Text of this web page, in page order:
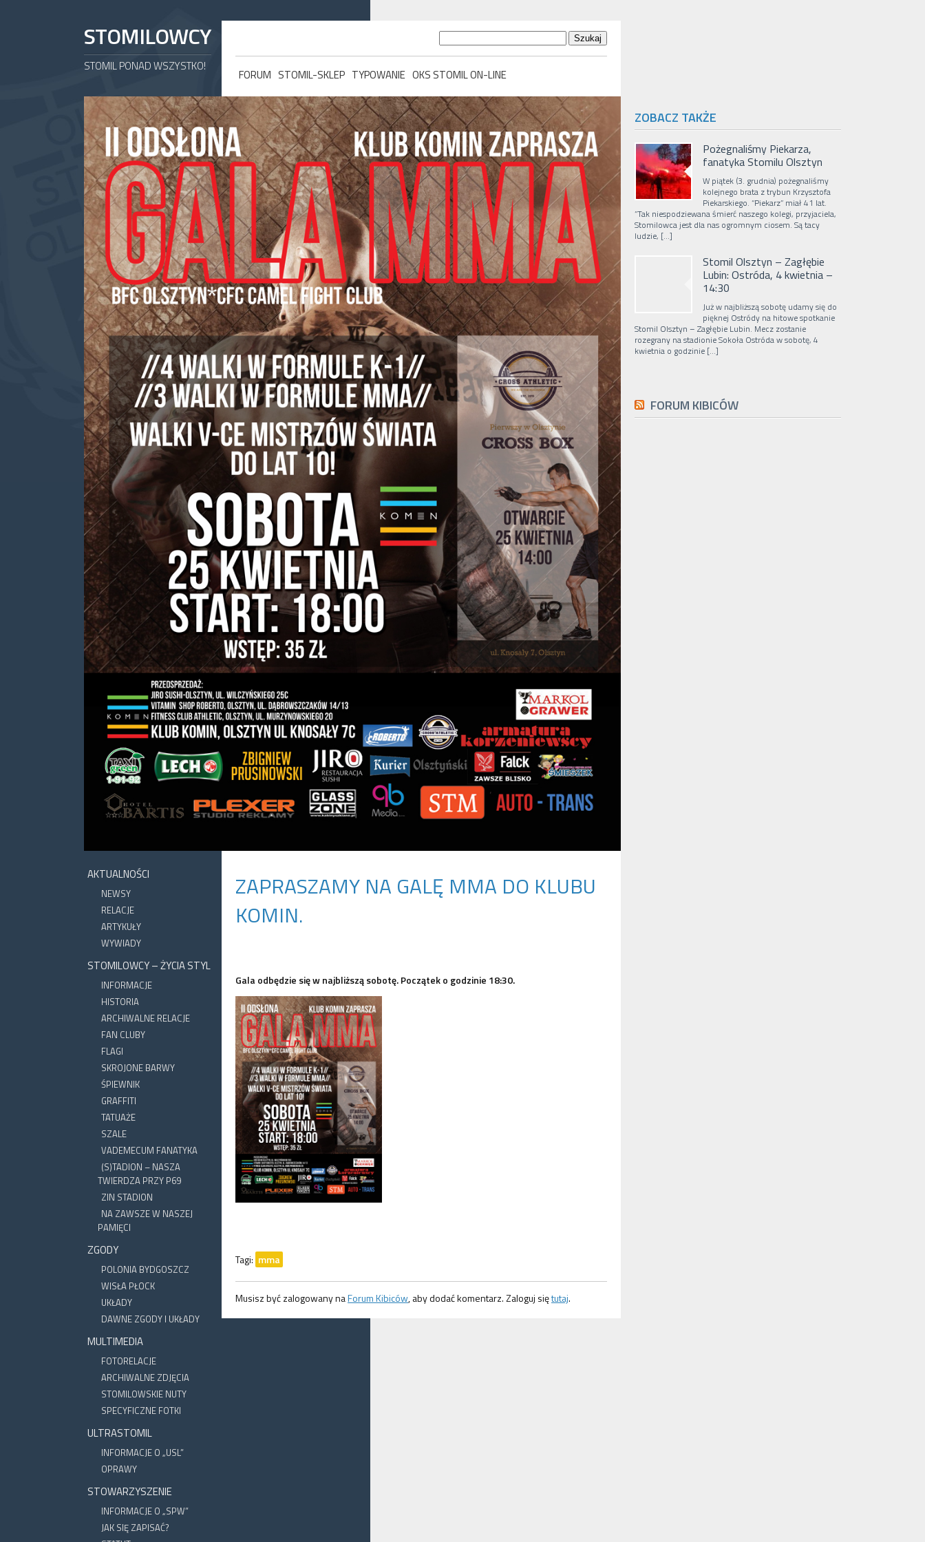
STOMILOWCY
STOMIL PONAD WSZYSTKO!
FORUM STOMIL-SKLEP TYPOWANIE OKS STOMIL ON-LINE
AKTUALNOŚCI
NEWSY
RELACJE
ARTYKUŁY
WYWIADY
STOMILOWCY – ŻYCIA STYL
INFORMACJE
HISTORIA
ARCHIWALNE RELACJE
FAN CLUBY
FLAGI
SKROJONE BARWY
ŚPIEWNIK
GRAFFITI
TATUAŻE
SZALE
VADEMECUM FANATYKA
(S)TADION – NASZA
TWIERDZA PRZY P69
ZIN STADION
NA ZAWSZE W NASZEJ
PAMIĘCI
ZGODY
POLONIA BYDGOSZCZ
WISŁA PŁOCK
UKŁADY
DAWNE ZGODY I UKŁADY
MULTIMEDIA
FOTORELACJE
ARCHIWALNE ZDJĘCIA
STOMILOWSKIE NUTY
SPECYFICZNE FOTKI
ULTRASTOMIL
INFORMACJE O „USL”
OPRAWY
STOWARZYSZENIE
INFORMACJE O „SPW”
JAK SIĘ ZAPISAĆ?
ZAPRASZAMY NA GALĘ MMA DO KLUBU
KOMIN.
Gala odbędzie się w najbliższą sobotę. Początek o godzinie 18:30.
Tagi: mma
Musisz być zalogowany naForum Kibiców, aby dodać komentarz. Zaloguj siętutaj.
ZOBACZ TAKŻE
Pożegnaliśmy Piekarza,
fanatyka Stomilu Olsztyn
W piątek (3. grudnia) pożegnaliśmy
kolejnego brata z trybun Krzysztofa
Piekarskiego. “Piekarz” miał 41 lat.
”Tak niespodziewana śmierć naszego kolegi, przyjaciela,
Stomilowca jest dla nas ogromnym ciosem. Są tacy
ludzie, […]
Stomil Olsztyn – Zagłębie
Lubin: Ostróda, 4 kwietnia –
14:30
Już w najbliższą sobotę udamy się do
pięknej Ostródy na hitowe spotkanie
Stomil Olsztyn – Zagłębie Lubin. Mecz zostanie
rozegrany na stadionie Sokoła Ostróda w sobotę, 4
kwietnia o godzinie […]
FORUM KIBICÓW